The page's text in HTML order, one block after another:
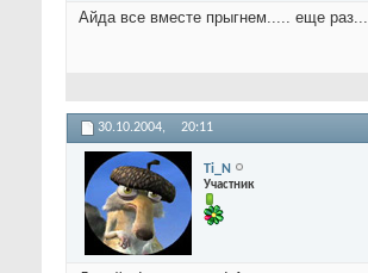
Айда все вместе прыгнем..... еще раз...
30.10.2004, 20:11
Ti_N
Участник